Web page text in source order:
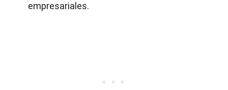
empresariales.